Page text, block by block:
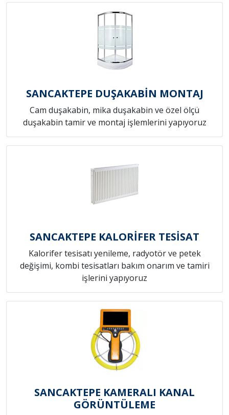
SANCAKTEPE DUŞAKABİN MONTAJ
Cam duşakabin, mika duşakabin ve özel ölçü
duşakabin tamir ve montaj işlemlerini yapıyoruz
SANCAKTEPE KALORİFER TESİSAT
Kalorifer tesisatı yenileme, radyotör ve petek
değişimi, kombi tesisatları bakım onarım ve tamiri
işlerini yapıyoruz
SANCAKTEPE KAMERALI KANAL
GÖRÜNTÜLEME